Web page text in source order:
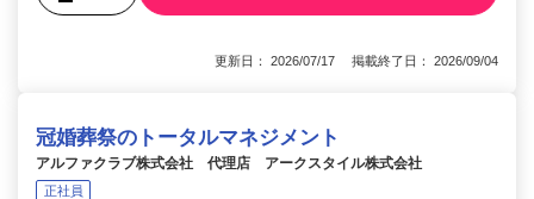
更新日： 2026/07/17 掲載終了日： 2026/09/04
冠婚葬祭のトータルマネジメント
アルファクラブ株式会社 代理店 アークスタイル株式会社
正社員